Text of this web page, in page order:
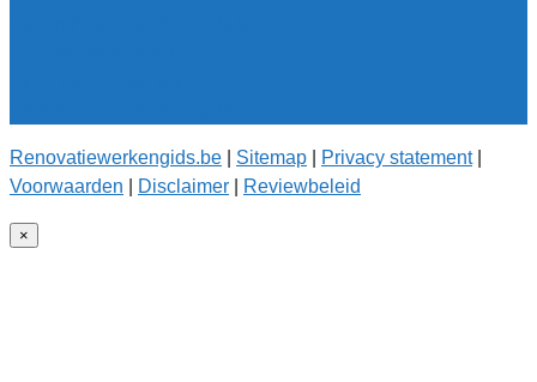
Renovatiewerkengids.be Sitemap Privacy statement|
Voorwaarden
Disclaimer Reviewbeleid
×